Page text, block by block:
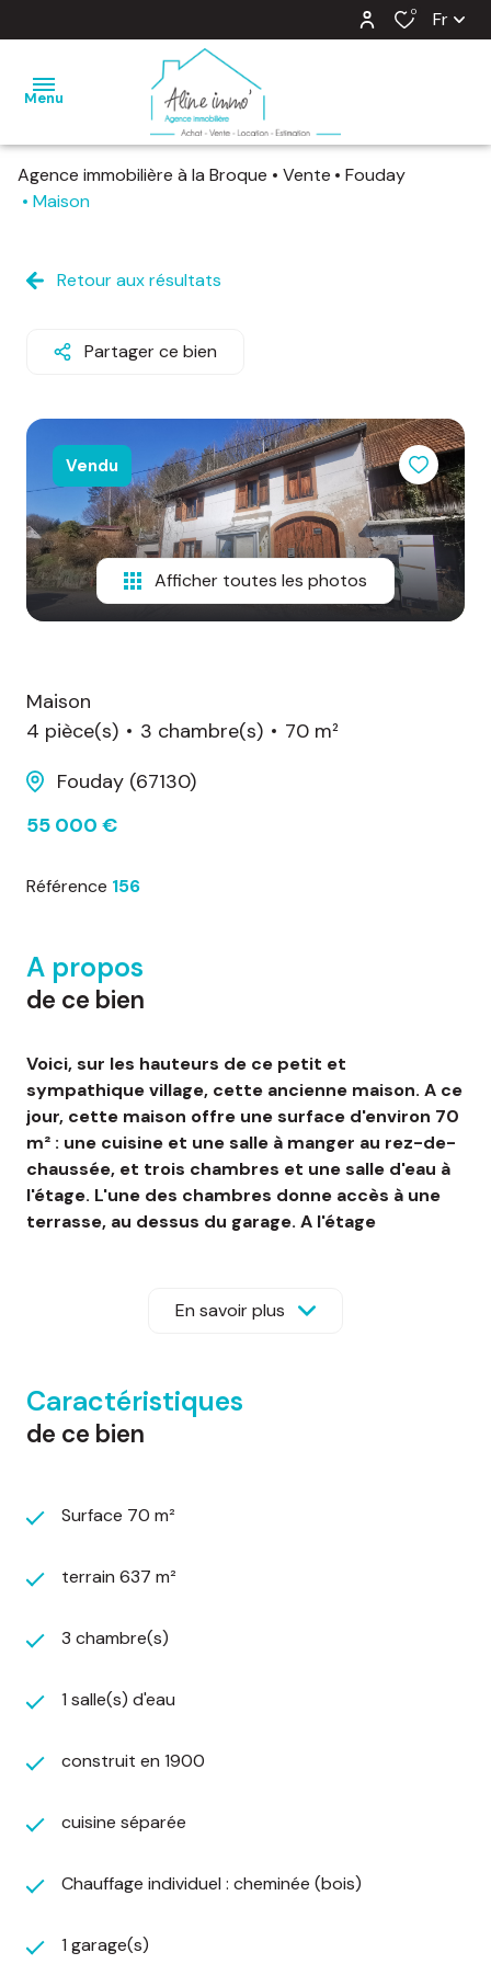
0 Fr
Menu
nos
nos
estimation
d'honoraires
nous
contacter
Agence immobilière à la Broque Vente
Fouday
Maison
Retour aux résultats
Partager ce bien
Vendu
Afficher toutes les photos
Maison
4 pièce(s)
3 chambre(s)
70 m²
Fouday (67130)
55 000 €
Référence 156
A propos
de ce bien
Voici, sur les hauteurs de ce petit et
sympathique village, cette ancienne maison. A ce
jour, cette maison offre une surface d'environ 70
m² : une cuisine et une salle à manger au rez-de-
chaussée, et trois chambres et une salle d'eau à
l'étage. L'une des chambres donne accès à une
terrasse, au dessus du garage. A l'étage
Au rez-de-chaussée, à l'arrière de la cuisine, sur
le même niveau, se trouve une cave. Aussi, vous
également.
Autour de la maison, vous disposez de quelques
sympathique, bien exposée et bordée d'un cours
notamment la remise aux normes de la fosse
partie de la charpente, une isolation, l'installation
d'un système de chauffage.
ensoleillée, cette maison peut parfaitement se
Bricoleurs, vous avez feu vert !
DPE NOUVELLE VERSION
excessive : classe G
Montant moyen estimé des dépenses annuelles
En savoir plus
Caractéristiques
de ce bien
Surface 70 m²
terrain 637 m²
3 chambre(s)
1 salle(s) d'eau
construit en 1900
cuisine séparée
Chauffage individuel : cheminée (bois)
1 garage(s)